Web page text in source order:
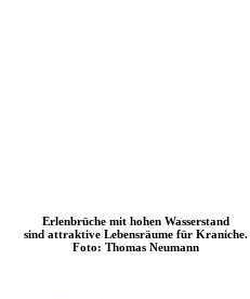
Erlenbrüche mit hohen Wasserstand
sind attraktive Lebensräume für Kraniche.
Foto: Thomas Neumann